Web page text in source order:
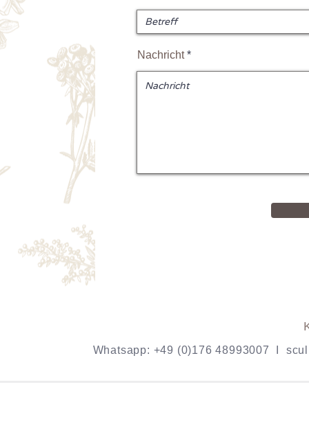
Nachricht
Whatsapp: +49 (0)176 48993007 I